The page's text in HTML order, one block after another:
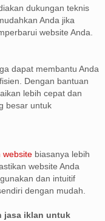
dukungan teknis
Anda jika
website Anda.
dapat membantu Anda
Dengan bantuan
lebih cepat dan
besar untuk
website biasanya lebih
website Anda
dan intuitif
dengan mudah.
jasa iklan untuk